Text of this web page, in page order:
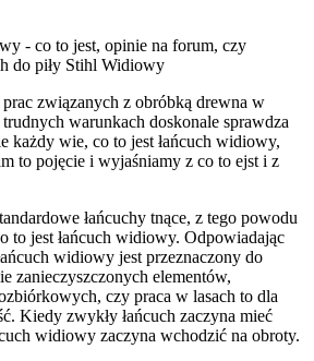
związanych z obróbką drewna w
warunkach doskonale sprawdza
każdy wie, co to jest łańcuch widiowy,
to pojęcie i wyjaśniamy z co to ejst i z
łańcuchy tnące, z tego powodu
to jest łańcuch widiowy. Odpowiadając
widiowy jest przeznaczony do
zanieczyszczonych elementów,
czy praca w lasach to dla
Kiedy zwykły łańcuch zaczyna mieć
widiowy zaczyna wchodzić na obroty.